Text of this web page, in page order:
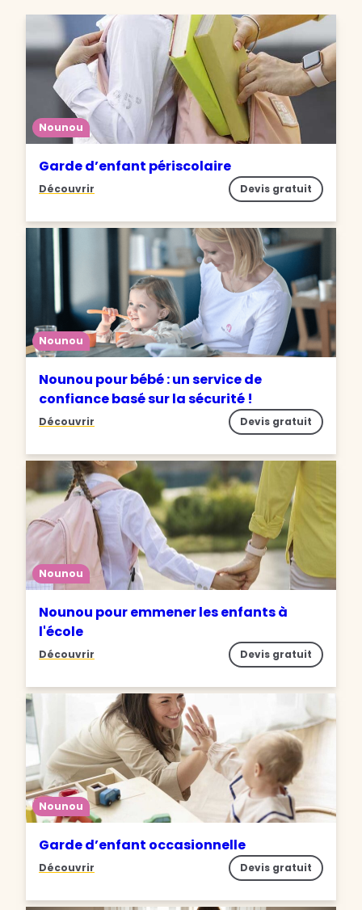
Nounou
Garde d’enfant périscolaire
Découvrir Devis gratuit
Nounou
Nounou pour bébé : un service de
confiance basé sur la sécurité !
Découvrir Devis gratuit
Nounou
Nounou pour emmener les enfants à
l'école
Découvrir Devis gratuit
Nounou
Garde d’enfant occasionnelle
Découvrir Devis gratuit